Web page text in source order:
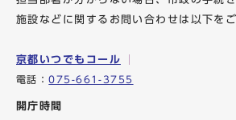
施設などに関するお問い合わせは以下を
京都いつでもコール
電話：075-661-3755
開庁時間